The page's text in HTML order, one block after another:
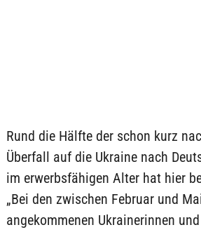
Rund die Hälfte der schon kurz
Überfall auf die Ukraine nach
im erwerbsfähigen Alter hat hier
„Bei den zwischen Februar und
angekommenen Ukrainerinnen